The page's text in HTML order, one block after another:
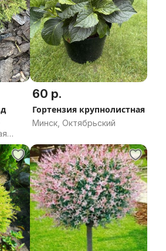
60 р.
Гортензия крупнолистная
Минск, Октябрьский